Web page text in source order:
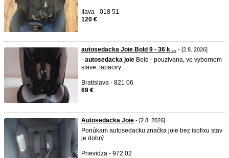
Ilava - 018 51
120 €
autosedacka Joie Bold 9 - 36 k ... - [2.8. 2026]
- autosedacka joie Bold - pouzivana, vo vybornom
stave, tapaciry ...
Bratislava - 821 06
69 €
Autosedacka Joie - [2.8. 2026]
Ponúkam autosedacku značka joie bez isofixu stav
je dobrý
Prievidza - 972 02